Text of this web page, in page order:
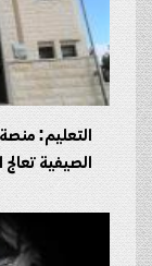
التعليم:
الصيفية تعالج